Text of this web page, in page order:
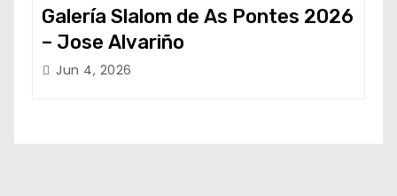
Galería Slalom de As Pontes 2026
– Jose Alvariño
Jun 4, 2026